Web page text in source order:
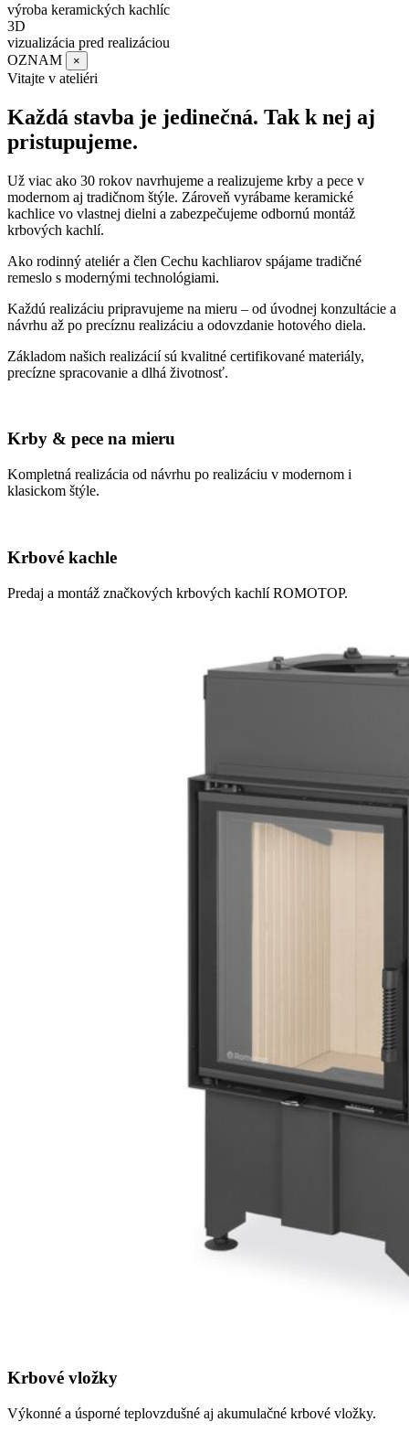
výroba keramických kachlíc
3D
vizualizácia pred realizáciou
OZNAM
×
Vitajte v ateliéri
Každá stavba je jedinečná. Tak k nej aj
pristupujeme.
Už viac ako 30 rokov navrhujeme a realizujeme krby a pece v
modernom aj tradičnom štýle. Zároveň vyrábame keramické
kachlice vo vlastnej dielni a zabezpečujeme odbornú montáž
krbových kachlí.
Ako rodinný ateliér a člen Cechu kachliarov spájame tradičné
remeslo s modernými technológiami.
Každú realizáciu pripravujeme na mieru – od úvodnej konzultácie a
návrhu až po precíznu realizáciu a odovzdanie hotového diela.
Základom našich realizácií sú kvalitné certifikované materiály,
precízne spracovanie a dlhá životnosť.
Krby & pece na mieru
Kompletná realizácia od návrhu po realizáciu v modernom i
klasickom štýle.
Krbové kachle
Predaj a montáž značkových krbových kachlí ROMOTOP.
Krbové vložky
Výkonné a úsporné teplovzdušné aj akumulačné krbové vložky.